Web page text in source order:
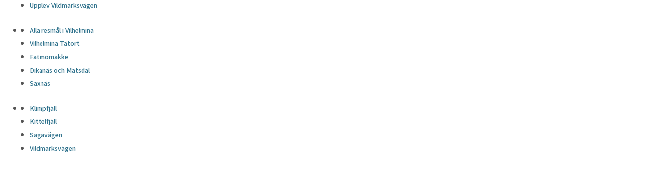
Upplev Vildmarksvägen
Alla resmål i Vilhelmina
Vilhelmina Tätort
Fatmomakke
Dikanäs och Matsdal
Saxnäs
Klimpfjäll
Kittelfjäll
Sagavägen
Vildmarksvägen